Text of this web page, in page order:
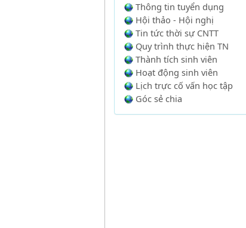
Thông tin tuyển dụng
Hội thảo - Hội nghị
Tin tức thời sự CNTT
Quy trình thực hiện TN
Thành tích sinh viên
Hoạt động sinh viên
Lịch trực cố vấn học tập
Góc sẻ chia